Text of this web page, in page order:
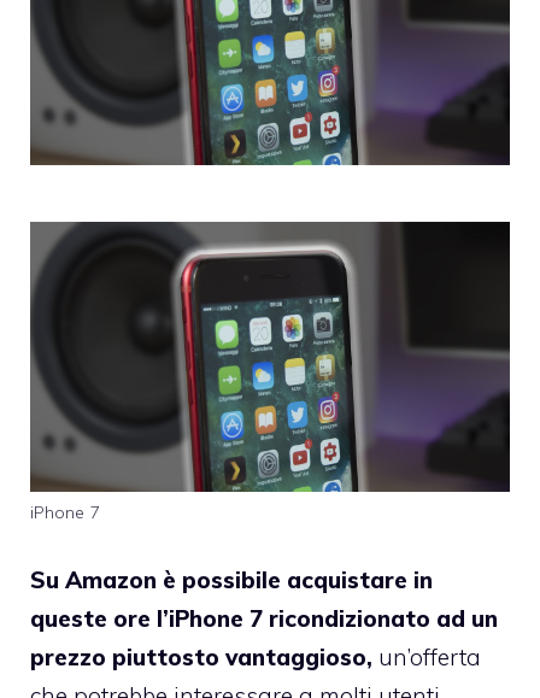
iPhone 7
Su Amazon è possibile acquistare in
queste ore l’iPhone 7 ricondizionato ad un
prezzo piuttosto vantaggioso, un’offerta